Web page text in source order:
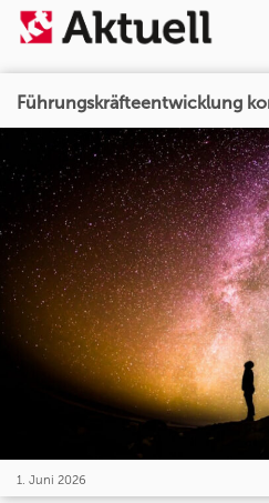
Führungskräfteentwicklung
1. Juni 2026